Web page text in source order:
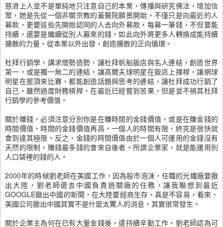
慈濟上人並不是單純地只注意自己的本業，傳播與研究佛法，增加信
眾，她是先從一個非關宗教的蓋醫院願景開始，不僅只是向最近的人
募款，更要這些先開始認同的人去向外募款，每募一筆錢，不但要能
持續，還要是繼續從別人募來的錢，如此向外將更多人轉換成能持續
擴散的力量。從本業以外出發，創造擴散的正向循環。
杜拜行銷學，講求借勢造勢，讓杜拜帆船飯店與名人連結，創造世界
第一，或是獨一無二的連結，讓高爾夫球明星在飯店上揮桿，讓網球
明星在屋頂來比賽，都能創造話題與思考的連結，讓杜拜成功行銷了
自己。雖然過度財務槓桿，在最近已經嘗到苦果，但是並不損其杜拜
行銷學的參考價值。
關於賺錢，必須注意分別你是在賺時間的金錢價值，或是在賺金錢的
時間價值，時間的金錢價值再高，一個人的時間有限，終究是很快就
會到達其極限。反之，金錢的時間價值由於一個人可運用的金錢沒有
天然的限制，賺錢最多錢的會來自後者。所謂企業家，就是能運用別
人口袋裡的錢的人。
2000年的時候劉老師在美國工作，因為股市泡沫，任職的光纖廠要撤
出大陸，劉老師還去中國負責過關廠的任務，讓我聯想到最近
GOOGLE撤出中國的新聞，在大陸要經商生存，真是不容易，看來，
美國公司撤出中國其實不是什麼太驚人的消息，其實很常發生。
關於企業主為何在已有大量金錢後，還持續辛勤工作，劉老師認為可